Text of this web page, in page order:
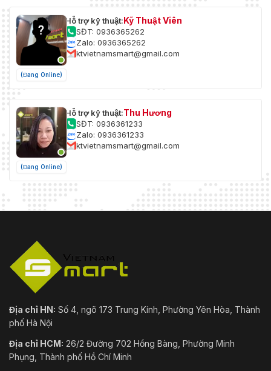
(Đang Online)
Hỗ trợ kỹ thuật:Kỹ Thuật Viên
SĐT: 0936365262
Zalo: 0936365262
ktvietnamsmart@gmail.com
(Đang Online)
Hỗ trợ kỹ thuật:Thu Hương
SĐT: 0936361233
Zalo: 0936361233
ktvietnamsmart@gmail.com
Địa chỉ HN: Số 4, ngõ 173 Trung Kính, Phường Yên Hòa, Thành
phố Hà Nội
Địa chỉ HCM: 26/2 Đường 702 Hồng Bàng, Phường Minh
Phụng, Thành phố Hồ Chí Minh